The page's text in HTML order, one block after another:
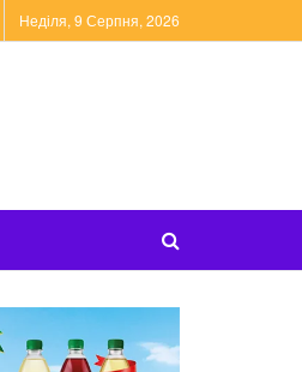
Неділя, 9 Серпня, 2026